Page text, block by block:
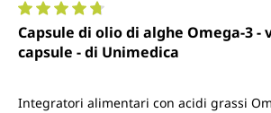
Valutazione media di 4.8 su 5 stelle
Capsule di olio di alghe Omega-3 -
capsule - di Unimedica
Integratori alimentari con acidi grassi